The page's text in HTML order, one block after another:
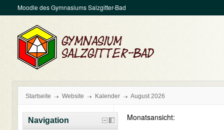
Moodle des Gymnasiums Salzgitter-Bad
Startseite Website Kalender August 2026
Monatsansicht:
Navigation